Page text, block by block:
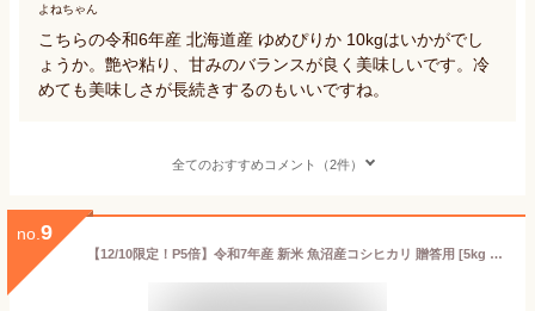
よねちゃん
こちらの令和6年産 北海道産 ゆめぴりか 10kgはいかがでし
ょうか。艶や粘り、甘みのバランスが良く美味しいです。冷
めても美味しさが長続きするのもいいですね。
全てのおすすめコメント（2件）
no. 9
【12/10限定！P5倍】令和7年産 新米 魚沼産コシヒカリ 贈答用 [5kg ×1袋 化粧箱入り 赤箱 白箱]「雪椿」新潟県産 魚沼産 ブランド米 ミシュラン店御用達 最高級米 特別栽培米 お返し 内祝い お中元 お米 結婚内祝い 還暦祝い 米寿祝い 送料無料 熨斗対応 ランキング